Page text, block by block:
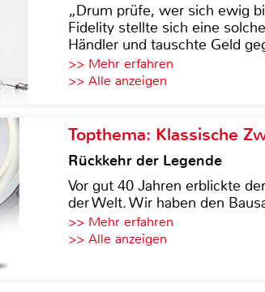
„Drum prüfe, wer sich ewig
Fidelity stellte sich eine
Händler und tauschte Geld
>> Mehr erfahren
>> Alle anzeigen
Topthema: Klassische
Rückkehr der Legende
Vor gut 40 Jahren erblickte
der Welt. Wir haben den
>> Mehr erfahren
>> Alle anzeigen